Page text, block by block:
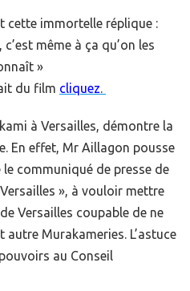
cette immortelle réplique :
même à ça qu’on les
»
du film cliquez.
à Versailles, démontre la
En effet, Mr Aillagon pousse
communiqué de presse de
», à vouloir mettre
Versailles coupable de ne
Murakameries. L’astuce
au Conseil